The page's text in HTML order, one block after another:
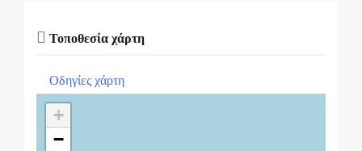
Τοποθεσία χάρτη
Οδηγίες χάρτη
+
−